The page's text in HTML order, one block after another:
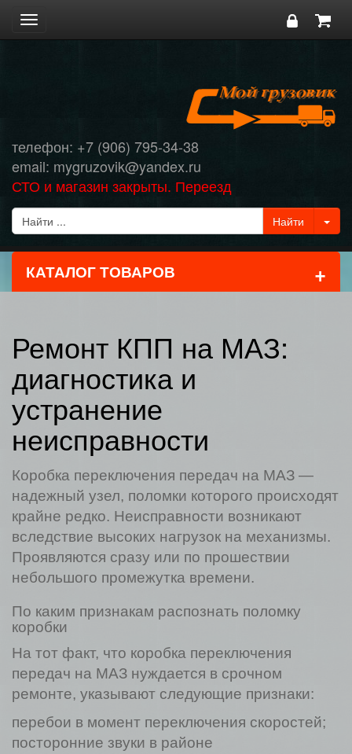
Toggle
navigation
телефон: +7 (906) 795-34-38
email: mygruzovik@yandex.ru
СТО и магазин закрыты. Переезд
КАТАЛОГ ТОВАРОВ +
Ремонт КПП на МАЗ:
диагностика и
устранение
неисправности
Коробка переключения передач на МАЗ —
надежный узел, поломки которого происходят
крайне редко. Неисправности возникают
вследствие высоких нагрузок на механизмы.
Проявляются сразу или по прошествии
небольшого промежутка времени.
По каким признакам распознать поломку
коробки
На тот факт, что коробка переключения
передач на МАЗ нуждается в срочном
ремонте, указывают следующие признаки:
перебои в момент переключения скоростей;
посторонние звуки в районе